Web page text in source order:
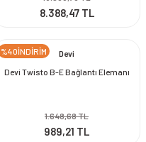
8.388,47 TL
%40İNDİRİM
Devi
Devi Twisto B-E Bağlantı Elemanı
1.648,68 TL
989,21 TL